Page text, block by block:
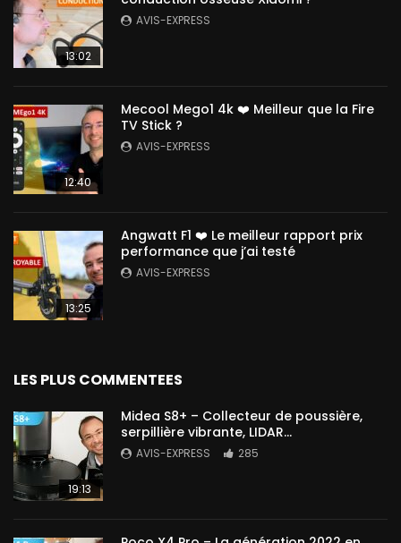
13:02
AVIS-EXPRESS
12:40
Mecool Mego1 4k ❤️ Meilleur que la Fire
TV Stick ?
AVIS-EXPRESS
13:25
Angwatt F1 ❤️ Le meilleur rapport prix
performance que j’ai testé
AVIS-EXPRESS
LES PLUS COMMENTEES
19:13
Midea S8+ – Collecteur de poussière,
serpillière vibrante, LIDAR…
AVIS-EXPRESS 285